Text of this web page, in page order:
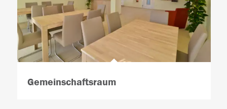
Gemeinschaftsraum